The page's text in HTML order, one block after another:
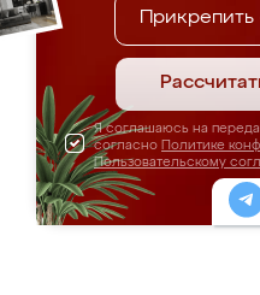
Я соглашаюсь на
согласно Политике
Пользовательскому